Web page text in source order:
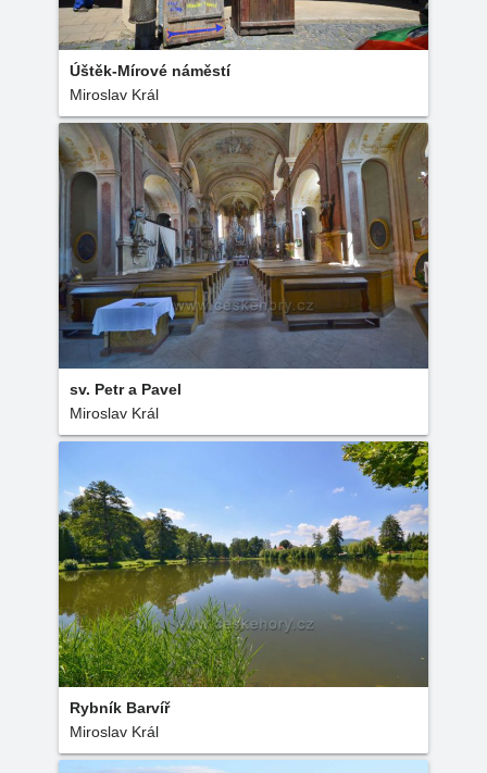
Úštěk-Mírové náměstí
Miroslav Král
sv. Petr a Pavel
Miroslav Král
Rybník Barvíř
Miroslav Král